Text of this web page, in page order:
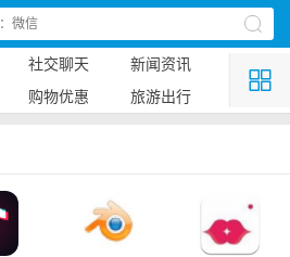
社交聊天
新闻资讯
购物优惠 旅游出行